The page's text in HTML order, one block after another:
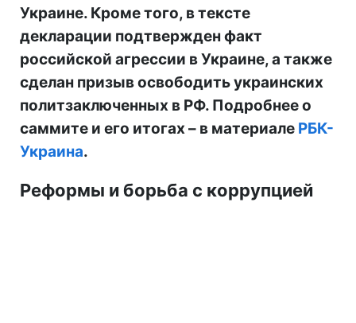
Украине. Кроме того, в тексте
декларации подтвержден факт
российской агрессии в Украине, а также
сделан призыв освободить украинских
политзаключенных в РФ. Подробнее о
саммите и его итогах – в материале РБК-
Украина.
Реформы и борьба с коррупцией